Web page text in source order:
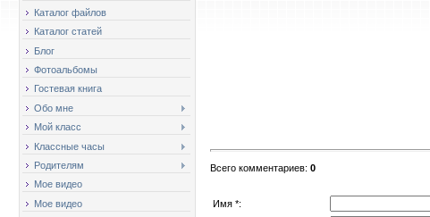
Каталог файлов
Каталог статей
Блог
Фотоальбомы
Гостевая книга
Обо мне
Мой класс
Классные часы
Родителям
Мое видео
Мое видео
Всего комментариев: 0
Имя *: